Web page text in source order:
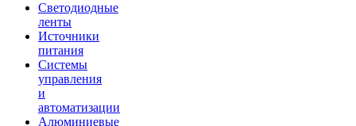
Светодиодные
ленты
Источники
питания
Системы
управления
и
автоматизации
Алюминиевые